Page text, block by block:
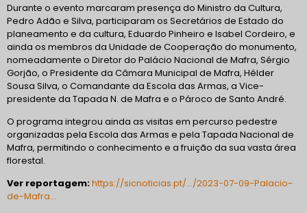
Durante o evento marcaram presença do Ministro da Cultura,
Pedro Adão e Silva, participaram os Secretários de Estado do
planeamento e da cultura, Eduardo Pinheiro e Isabel Cordeiro, e
ainda os membros da Unidade de Cooperação do monumento,
nomeadamente o Diretor do Palácio Nacional de Mafra, Sérgio
Gorjão, o Presidente da Câmara Municipal de Mafra, Hélder
Sousa Silva, o Comandante da Escola das Armas, a Vice-
presidente da Tapada N. de Mafra e o Pároco de Santo André.
O programa integrou ainda as visitas em percurso pedestre
organizadas pela Escola das Armas e pela Tapada Nacional de
Mafra, permitindo o conhecimento e a fruição da sua vasta área
florestal.
Ver reportagem:https://sicnoticias.pt/…/2023-07-09-Palacio-
de-Mafra…